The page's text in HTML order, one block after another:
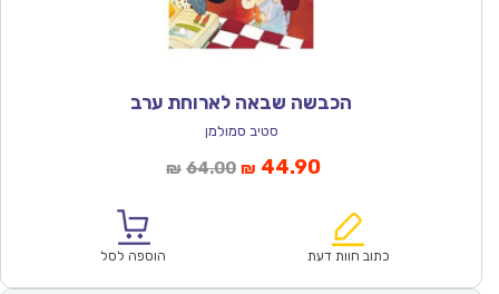
הכבשה שבאה לארוחת ערב
סטיב סמולמן
₪ 64.00המחיר
₪64.00.
₪ 44.90המחיר
הוא:
כתוב חוות דעת הוספה לסל